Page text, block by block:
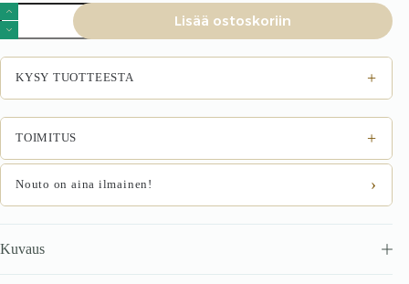
Tuoli
KANEN,
kaneli
määrä
Lisää ostoskoriin
KYSY TUOTTEESTA +
TOIMITUS +
Nouto on aina ilmainen! ›
Kuvaus